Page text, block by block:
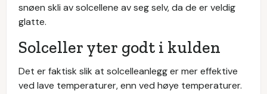
snøen skli av solcellene av seg selv, da de er veldig
glatte.
Solceller yter godt i kulden
Det er faktisk slik at solcelleanlegg er mer effektive
ved lave temperaturer, enn ved høye temperaturer.